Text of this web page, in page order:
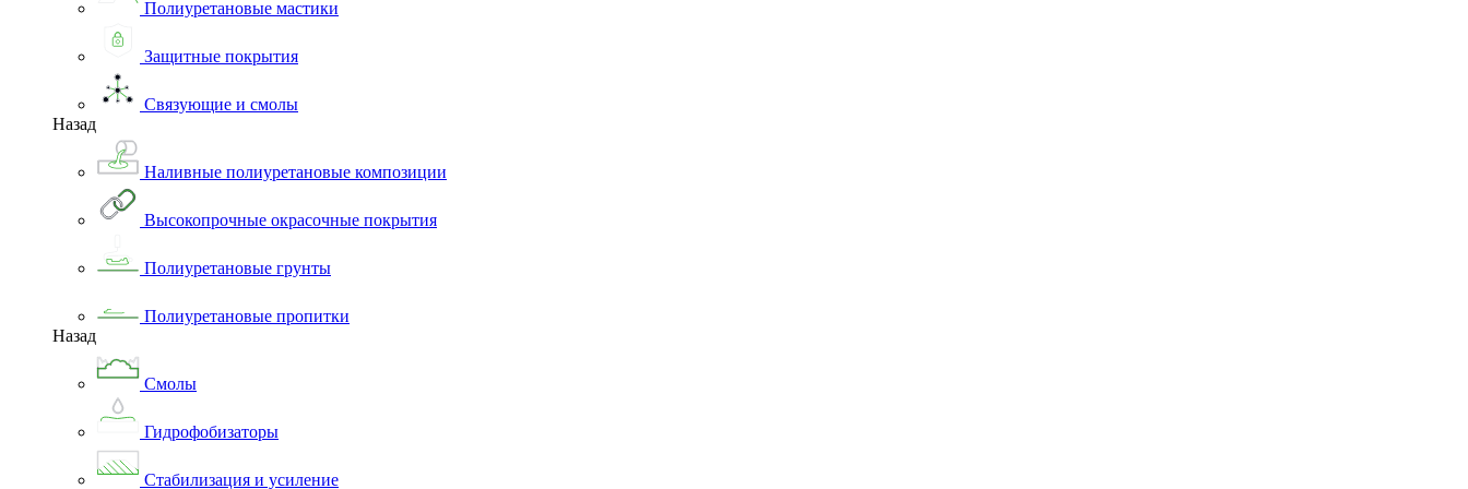
Полиуретановые мастики
Защитные покрытия
Связующие и смолы
Назад
Наливные полиуретановые композиции
Высокопрочные окрасочные покрытия
Полиуретановые грунты
Полиуретановые пропитки
Назад
Смолы
Гидрофобизаторы
Стабилизация и усиление